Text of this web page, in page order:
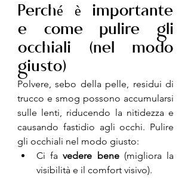
Perché è importante
e come pulire gli
occhiali (nel modo
giusto)
Polvere, sebo della pelle, residui di
trucco e smog possono accumularsi
sulle lenti, riducendo la nitidezza e
causando fastidio agli occhi. Pulire
gli occhiali nel modo giusto:
Ci fa vedere bene (migliora la
visibilità e il comfort visivo).